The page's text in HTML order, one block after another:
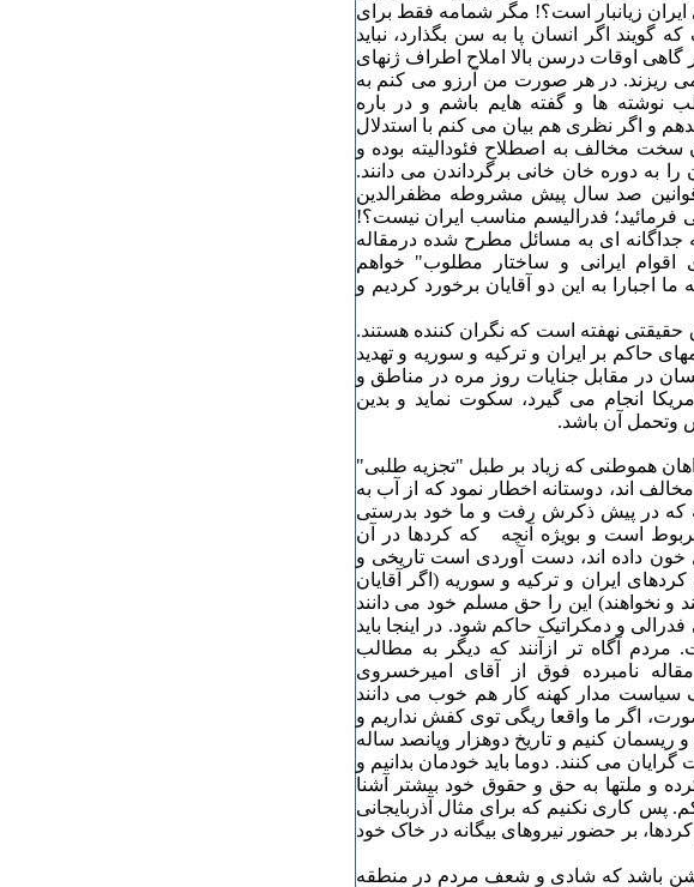
زیانبار است؟! مگر شمامه فقط برای
اگر انسان پا به سن بگذارد، نباید
گاهی اوقات درسن بالا املاح اطراف ژنهای
می ریزند. در هر صورت من آرزو می کنم به
ها و گفته هایم باشم و در باره
و اگر نظری هم بیان می کنم با استدلال
سخت مخالف به اصطلاح فئودالیته بوده و
به دوره خان خانی برگرداندن می دانند.
صد سال پیش مشروطه مظفرالدین
فرمائید؛ فدرالیسم مناسب ایران نیست؟!
ای به مسائل مطرح شده درمقاله
اقوام ایرانی و ساختار مطلوب" خواهم
اجبارا به این دو آقایان برخورد کردیم و
نهفته است که نگران کننده هستند.
حاکم بر ایران و ترکیه و سوریه و تهدید
در مقابل جنایات روز مره در مناطق و
انجام می گیرد، سکوت نماید و بدین
وتحمل آن باشد.
هموطنی که زیاد بر طبل "تجزیه طلبی"
اند، دوستانه اخطار نمود که از آب به
که در پیش ذکرش رفت و ما خود بدرستی
است و بویژه آنچه که کردها در آن
داده اند، دست آوردی است تاریخی و
ایران و ترکیه و سوریه (اگر آقایان
و نخواهند) این را حق مسلم خود می دانند
و دمکراتیک حاکم شود. در اینجا باید
آگاه تر ازآنند که دیگر به مطالب
نامبرده فوق از آقای امیرخسروی
سیاست مدار کهنه کار هم خوب می دانند
اگر ما واقعا ریگی توی کفش نداریم و
ریسمان کنیم و تاریخ دوهزار وپانصد ساله
می کنند. دوما باید خودمان بدانیم و
و ملتها به حق و حقوق خود بیشتر آشنا
پس کاری نکنیم که برای مثال آذربایجانی
بر حضور نیروهای بیگانه در خاک خود
روشن باشد که شادی و شعف مردم در منطقه